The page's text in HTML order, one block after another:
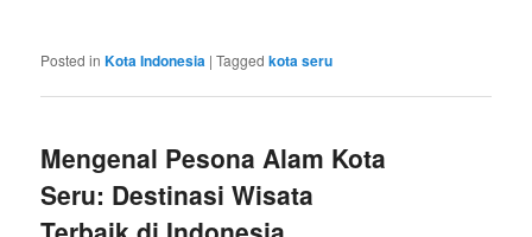
Posted in Kota Indonesia |Tagged kota seru
Mengenal Pesona Alam Kota
Seru: Destinasi Wisata